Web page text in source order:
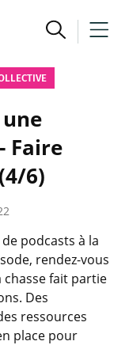
Faire
6)
podcasts à la
rendez-vous
fait partie
Des
ressources
place pour